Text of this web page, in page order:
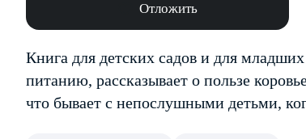
Отложить
Книга для детских садов и для
питанию, рассказывает о пользе
что бывает с непослушными детьми,